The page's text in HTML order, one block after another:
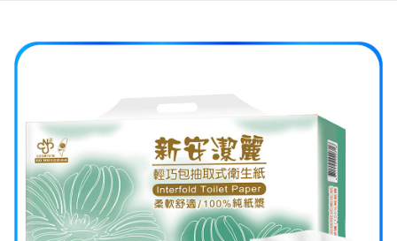
ATM／網路銀行／等多元方式進行付款，方視為交易完成。
※ 請注意：結帳手續完成當下不需立刻繳費，但若您需要取消訂單，請聯絡
是否繳費成功／繳費後需取消欲退款等相關疑問，請聯繫「AFTEE先享後付
客戶支援中心」https://netprotections.freshdesk.com/support/home
【注意事項】
１．透過由恩沛科技股份有限公司提供之「AFTEE先享後付」服務完成之交
易，需依本服務之必要範圍內提供個人資料，並將交易相關給付款項請求債
權轉讓予恩沛科技股份有限公司。
２．關於個人資料處理事宜，請瀏覽以下網址：
7-11取貨付款
每筆NT$60，滿NT$599(含以上)免運費
宅配
每筆NT$120，滿NT$899(含以上)免運費